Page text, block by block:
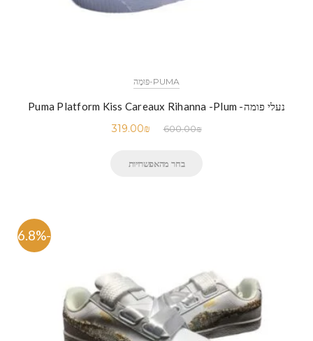
PUMA-פּוּמָה
נעלי פומה- Puma Platform Kiss Careaux Rihanna -Plum
600.00₪
319.00₪
בחר מהאפשרויות
-46.8%